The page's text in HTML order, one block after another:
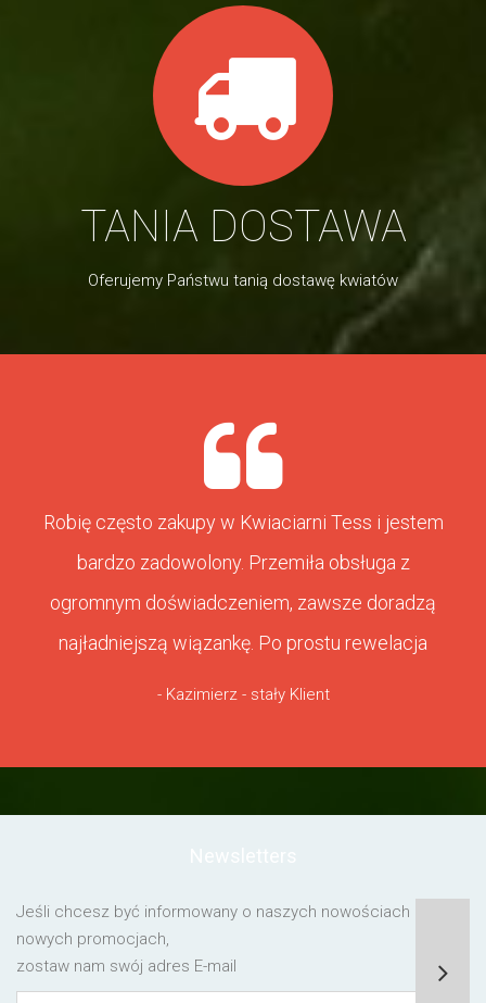
TANIA DOSTAWA
Oferujemy Państwu tanią dostawę kwiatów
Robię często zakupy w Kwiaciarni Tess i jestem
bardzo zadowolony. Przemiła obsługa z
ogromnym doświadczeniem, zawsze doradzą
najładniejszą wiązankę. Po prostu rewelacja
- Kazimierz - stały Klient
Jeśli chcesz być informowany o naszych nowościach lub o
nowych promocjach,
zostaw nam swój adres E-mail